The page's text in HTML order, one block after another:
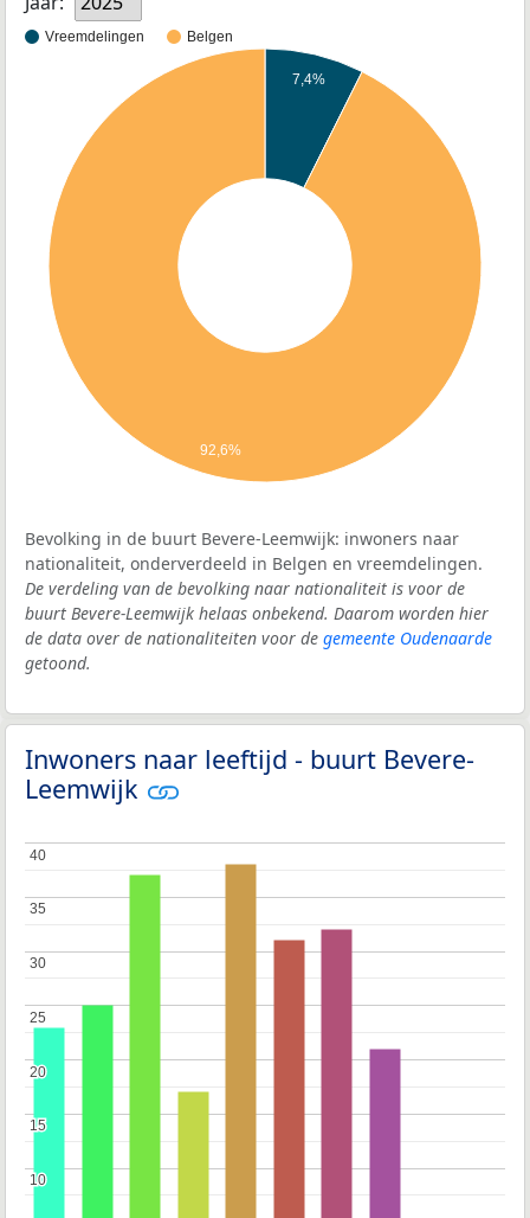
Vreemdelingen Belgen
7,4%
92,6%
Bevolking in de buurt Bevere-Leemwijk: inwoners naar
nationaliteit, onderverdeeld in Belgen en vreemdelingen.
De verdeling van de bevolking naar nationaliteit is voor de
buurt Bevere-Leemwijk helaas onbekend. Daarom worden hier
de data over de nationaliteiten voor de gemeente Oudenaarde
getoond.
Inwoners naar leeftijd - buurt Bevere-
Leemwijk
10
10
15
15
20
20
25
25
30
30
35
35
40
40